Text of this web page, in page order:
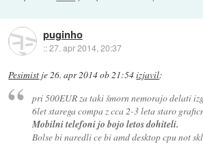
puginho
::27. apr 2014, 20:37
Pesimist je26. apr 2014 ob 21:54izjavil:
pri 500EUR za taki šmorn nemorajo delati
6let starega compa z cca 2-3 leta staro
Mobilni telefoni jo bojo letos dohiteli.
Bolse bi naredli ce bi amd desktop cpu not